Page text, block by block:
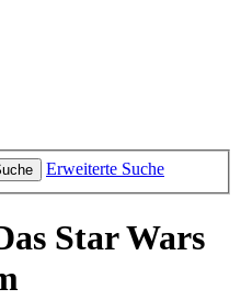
Erweiterte Suche
Star Wars